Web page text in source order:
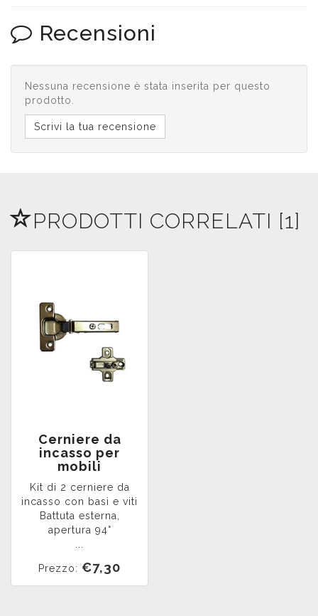
Recensioni
Nessuna recensione è stata inserita per questo
prodotto.
Scrivi la tua recensione
PRODOTTI CORRELATI [1]
Cerniere da
incasso per
mobili
Kit di 2 cerniere da
incasso con basi e viti
Battuta esterna,
apertura 94°
Prezzo: €7,30